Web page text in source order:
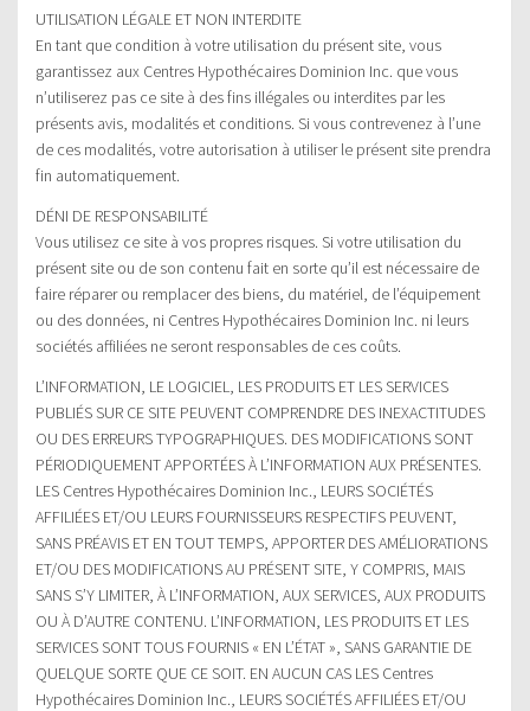
UTILISATION LÉGALE ET NON INTERDITE
En tant que condition à votre utilisation du présent site, vous
garantissez aux Centres Hypothécaires Dominion Inc. que vous
n’utiliserez pas ce site à des fins illégales ou interdites par les
présents avis, modalités et conditions. Si vous contrevenez à l’une
de ces modalités, votre autorisation à utiliser le présent site prendra
fin automatiquement.
DÉNI DE RESPONSABILITÉ
Vous utilisez ce site à vos propres risques. Si votre utilisation du
présent site ou de son contenu fait en sorte qu’il est nécessaire de
faire réparer ou remplacer des biens, du matériel, de l’équipement
ou des données, ni Centres Hypothécaires Dominion Inc. ni leurs
sociétés affiliées ne seront responsables de ces coûts.
L’INFORMATION, LE LOGICIEL, LES PRODUITS ET LES SERVICES
PUBLIÉS SUR CE SITE PEUVENT COMPRENDRE DES INEXACTITUDES
OU DES ERREURS TYPOGRAPHIQUES. DES MODIFICATIONS SONT
PÉRIODIQUEMENT APPORTÉES À L’INFORMATION AUX PRÉSENTES.
LES Centres Hypothécaires Dominion Inc., LEURS SOCIÉTÉS
AFFILIÉES ET/OU LEURS FOURNISSEURS RESPECTIFS PEUVENT,
SANS PRÉAVIS ET EN TOUT TEMPS, APPORTER DES AMÉLIORATIONS
ET/OU DES MODIFICATIONS AU PRÉSENT SITE, Y COMPRIS, MAIS
SANS S’Y LIMITER, À L’INFORMATION, AUX SERVICES, AUX PRODUITS
OU À D’AUTRE CONTENU. L’INFORMATION, LES PRODUITS ET LES
SERVICES SONT TOUS FOURNIS « EN L’ÉTAT », SANS GARANTIE DE
QUELQUE SORTE QUE CE SOIT. EN AUCUN CAS LES Centres
Hypothécaires Dominion Inc., LEURS SOCIÉTÉS AFFILIÉES ET/OU